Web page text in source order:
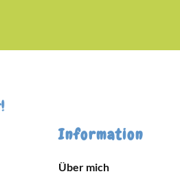
Information
Über mich